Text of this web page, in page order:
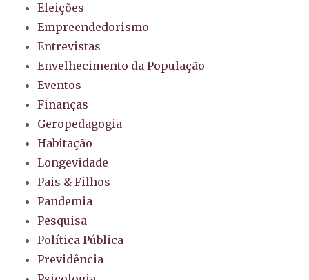
Eleições
Empreendedorismo
Entrevistas
Envelhecimento da População
Eventos
Finanças
Geropedagogia
Habitação
Longevidade
Pais & Filhos
Pandemia
Pesquisa
Política Pública
Previdência